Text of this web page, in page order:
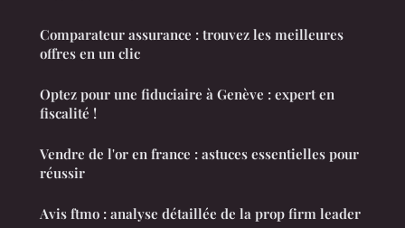
Comparateur assurance : trouvez les meilleures
offres en un clic
Optez pour une fiduciaire à Genève : expert en
fiscalité !
Vendre de l'or en france : astuces essentielles pour
réussir
Avis ftmo : analyse détaillée de la prop firm leader